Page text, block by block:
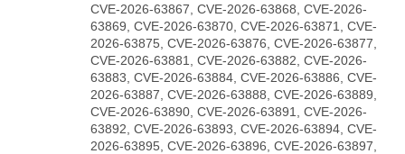
CVE-2026-63867, CVE-2026-63868, CVE-2026-
63869, CVE-2026-63870, CVE-2026-63871, CVE-
2026-63875, CVE-2026-63876, CVE-2026-63877,
CVE-2026-63881, CVE-2026-63882, CVE-2026-
63883, CVE-2026-63884, CVE-2026-63886, CVE-
2026-63887, CVE-2026-63888, CVE-2026-63889,
CVE-2026-63890, CVE-2026-63891, CVE-2026-
63892, CVE-2026-63893, CVE-2026-63894, CVE-
2026-63895, CVE-2026-63896, CVE-2026-63897,